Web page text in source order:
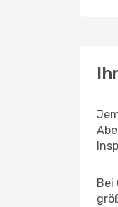
Bei